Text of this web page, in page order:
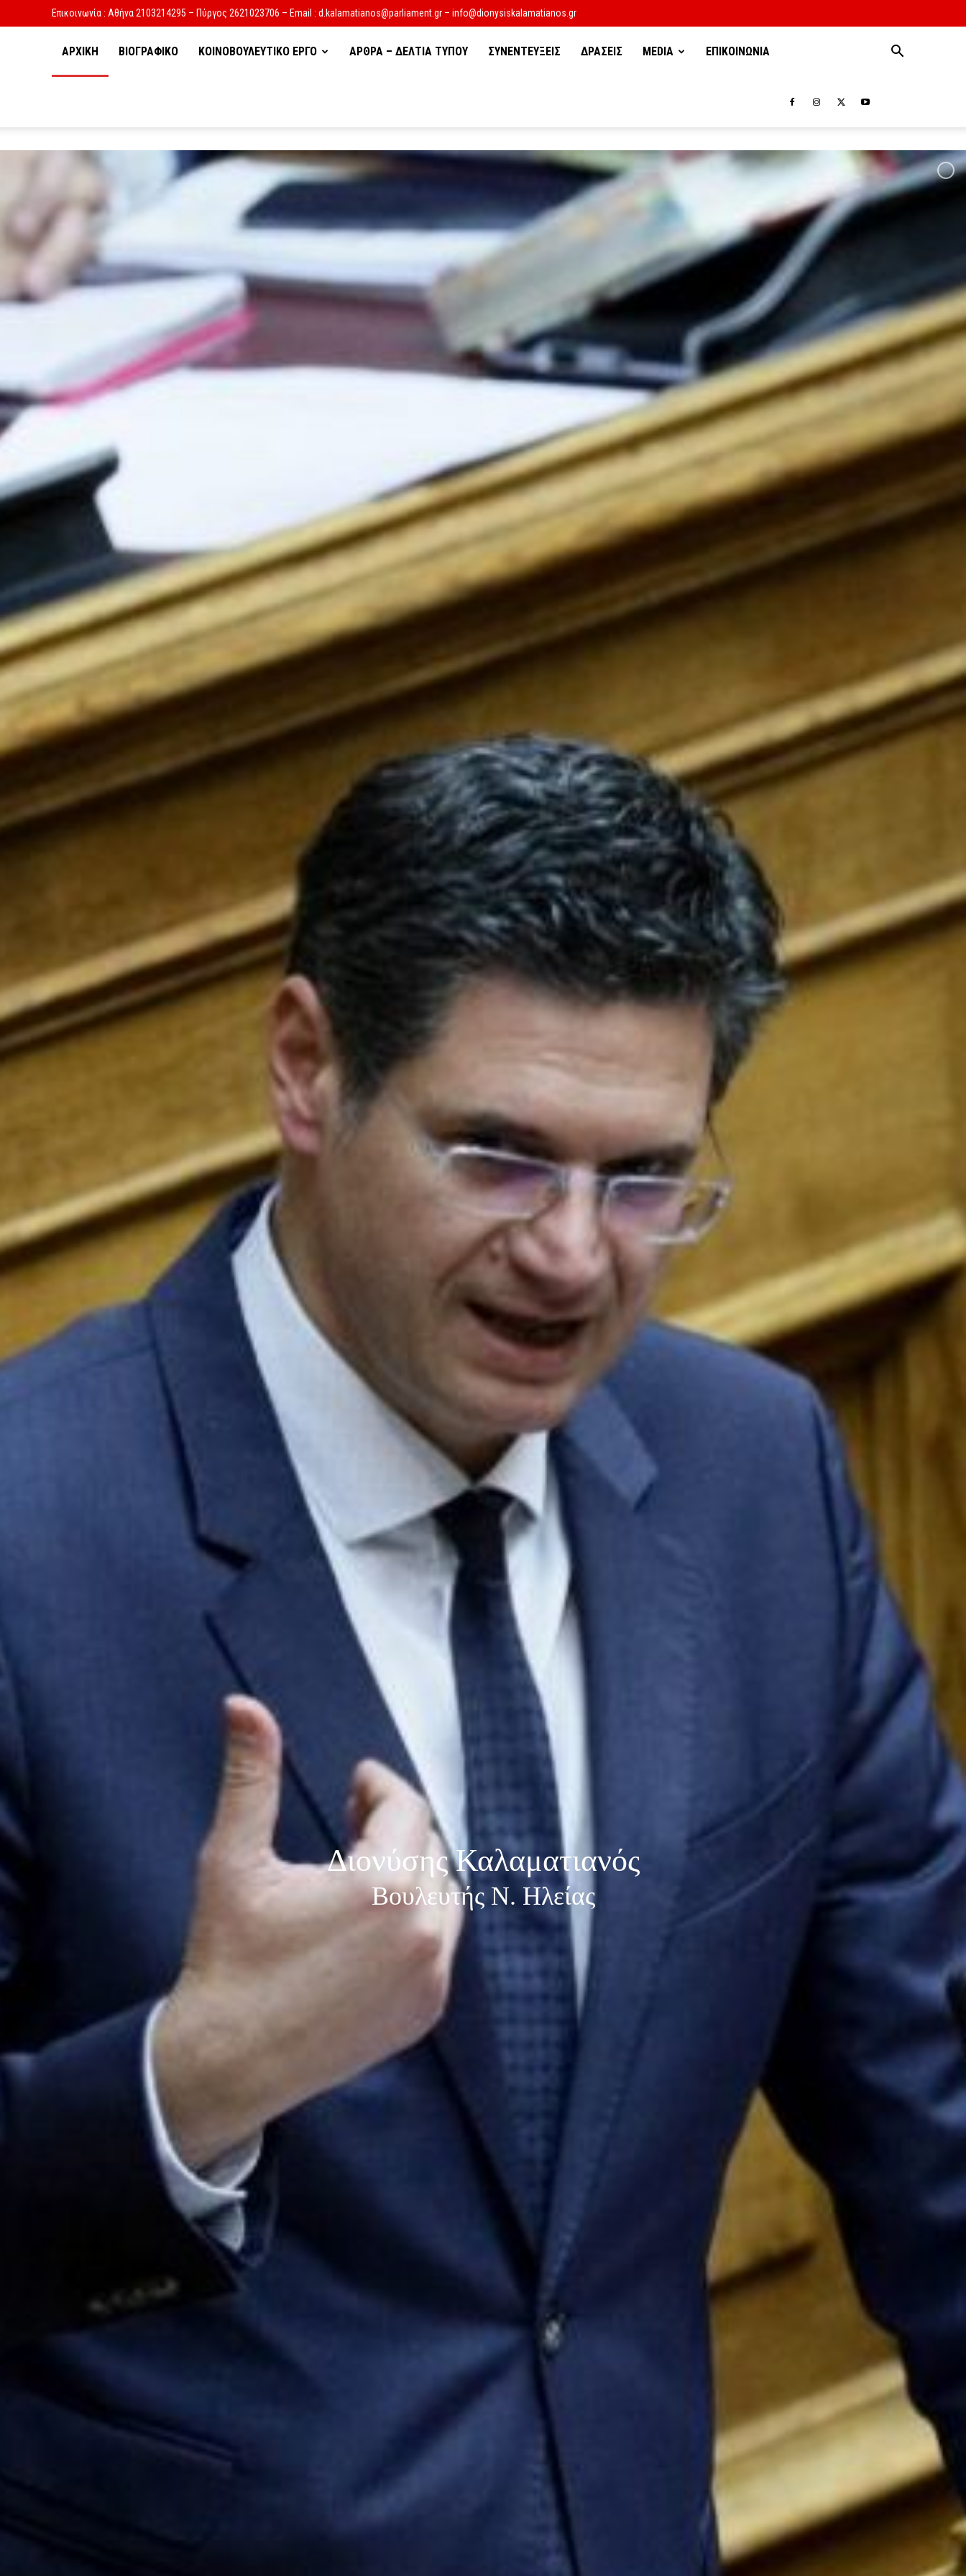
Επικοινωνία : Αθήνα 2103214295 – Πύργος 2621023706 – Email : d.kalamatianos@parliament.gr – info@dionysiskalamatianos.gr
ΑΡΧΙΚΗ ΒΙΟΓΡΑΦΙΚΟ ΚΟΙΝΟΒΟΥΛΕΥΤΙΚΟ ΕΡΓΟ ΑΡΘΡΑ – ΔΕΛΤΙΑ ΤΥΠΟΥ ΣΥΝΕΝΤΕΥΞΕΙΣ ΔΡΑΣΕΙΣ MEDIA ΕΠΙΚΟΙΝΩΝΙΑ
Διονύσης Καλαματιανός
Βουλευτής Ν. Ηλείας